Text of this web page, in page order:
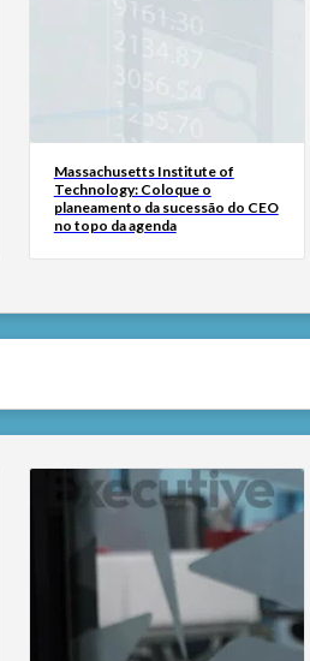
Massachusetts Institute of
Technology: Coloque o
planeamento da sucessão do CEO
no topo da agenda